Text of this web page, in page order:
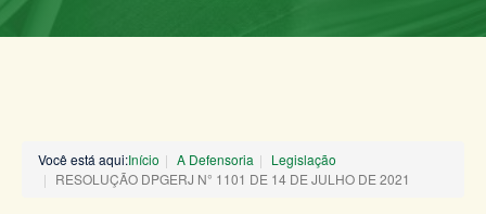
Você está aqui:Início A Defensoria
Legislação
RESOLUÇÃO DPGERJ N° 1101 DE 14 DE JULHO DE 2021